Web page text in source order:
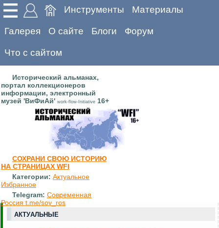
Инструменты Материалы
Галерея О сайте Блоги Форум
Что с сайтом
Исторический альманах,
портал коллекционеров
информации, электронный
музей 'ВиФиАй' work-flow-Initiative 16+
СОХРАНИ СВОЮ ИСТОРИЮ
НА СТРАНИЦАХ WFI
Категории: Актуальное
Избранное
Telegram: Современная
Россия t.me/sov_ros
АКТУАЛЬНЫЕ